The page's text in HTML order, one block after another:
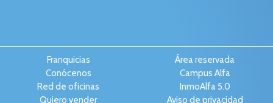
Franquicias
Conócenos
Red de oficinas
Quiero vender
Área reservada
Campus Alfa
InmoAlfa 5.0
Aviso de privacidad